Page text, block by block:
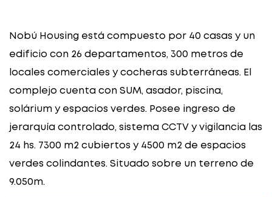
Nobú Housing está compuesto por 40 casas y un
edificio con 26 departamentos, 300 metros de
locales comerciales y cocheras subterráneas. El
complejo cuenta con SUM, asador, piscina,
solárium y espacios verdes. Posee ingreso de
jerarquía controlado, sistema CCTV y vigilancia las
24 hs. 7300 m2 cubiertos y 4500 m2 de espacios
verdes colindantes. Situado sobre un terreno de
9.050m.